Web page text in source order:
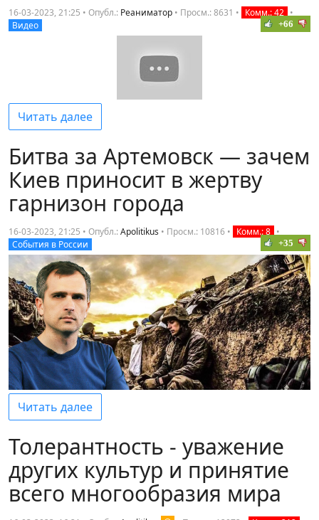
16-03-2023, 21:25 • Опубл.: Реаниматор • Просм.: 8631 • Комм.: 42 •
Видео
+66
Читать далее
Битва за Артемовск — зачем
Киев приносит в жертву
гарнизон города
16-03-2023, 21:25 • Опубл.:Apolitikus • Просм.: 10816 • Комм.: 8 •
События в России
+35
Читать далее
Толерантность - уважение
других культур и принятие
всего многообразия мира